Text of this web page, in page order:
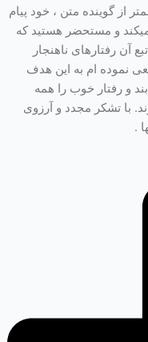
از گوینده متن ، خود پیام
و مستحضر هستید که
آن رفتارهای ناهنجار
نموده ام به این هدف
و رفتار خوب را همه
با تشکر مجدد و آرزوی
.